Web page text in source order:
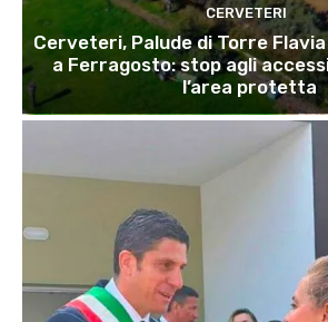
CERVETERI
Cerveteri, Palude di Torre
a Ferragosto: stop agli
l’area protetta